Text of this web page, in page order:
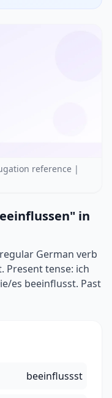
reference |
in
German verb
Present tense: ich
es beeinflusst. Past
beeinflussst